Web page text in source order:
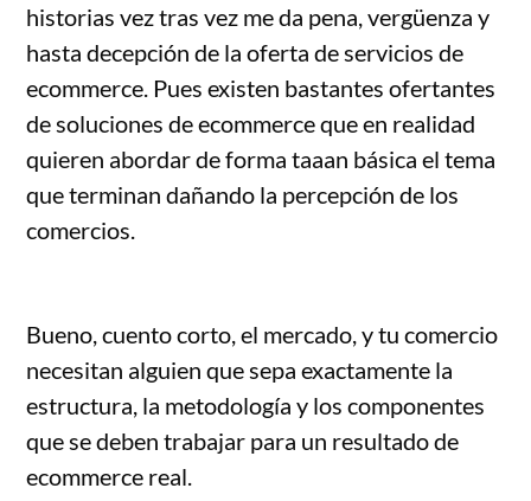
historias vez tras vez me da pena, vergüenza y
hasta decepción de la oferta de servicios de
ecommerce. Pues existen bastantes ofertantes
de soluciones de ecommerce que en realidad
quieren abordar de forma taaan básica el tema
que terminan dañando la percepción de los
comercios.
Bueno, cuento corto, el mercado, y tu comercio
necesitan alguien que sepa exactamente la
estructura, la metodología y los componentes
que se deben trabajar para un resultado de
ecommerce real.